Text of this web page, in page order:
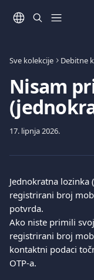
Sve kolekcije Debitne
Nisam
17. lipnja 2026.
Jednokratna lozinka
registrirani broj
potvrda.
Ako niste primili
registrirani broj
kontaktni podaci
OTP-a.